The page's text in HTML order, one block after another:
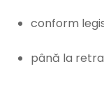
conform
până la